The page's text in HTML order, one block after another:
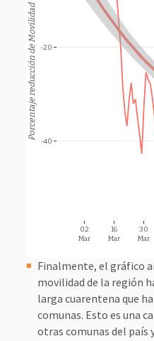
02
Mar
16
Mar
30
Mar
-40
-20
Porcentaje reducción de Movilidad
Finalmente, el gráfico
movilidad de la región
larga cuarentena que
comunas. Esto es una
otras comunas del país